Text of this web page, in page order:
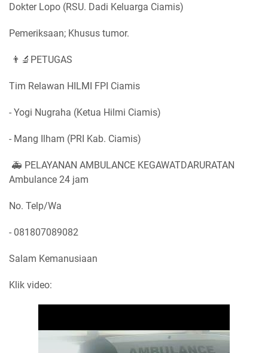
Dokter Lopo (RSU. Dadi Keluarga Ciamis)
Pemeriksaan; Khusus tumor.
👨‍🔬PETUGAS
Tim Relawan HILMI FPI Ciamis
- Yogi Nugraha (Ketua Hilmi Ciamis)
- Mang Ilham (PRI Kab. Ciamis)
🚑 PELAYANAN AMBULANCE KEGAWATDARURATAN
Ambulance 24 jam
No. Telp/Wa
- 081807089082
Salam Kemanusiaan
Klik video: